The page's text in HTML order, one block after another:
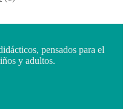
pensados para el
y adultos.